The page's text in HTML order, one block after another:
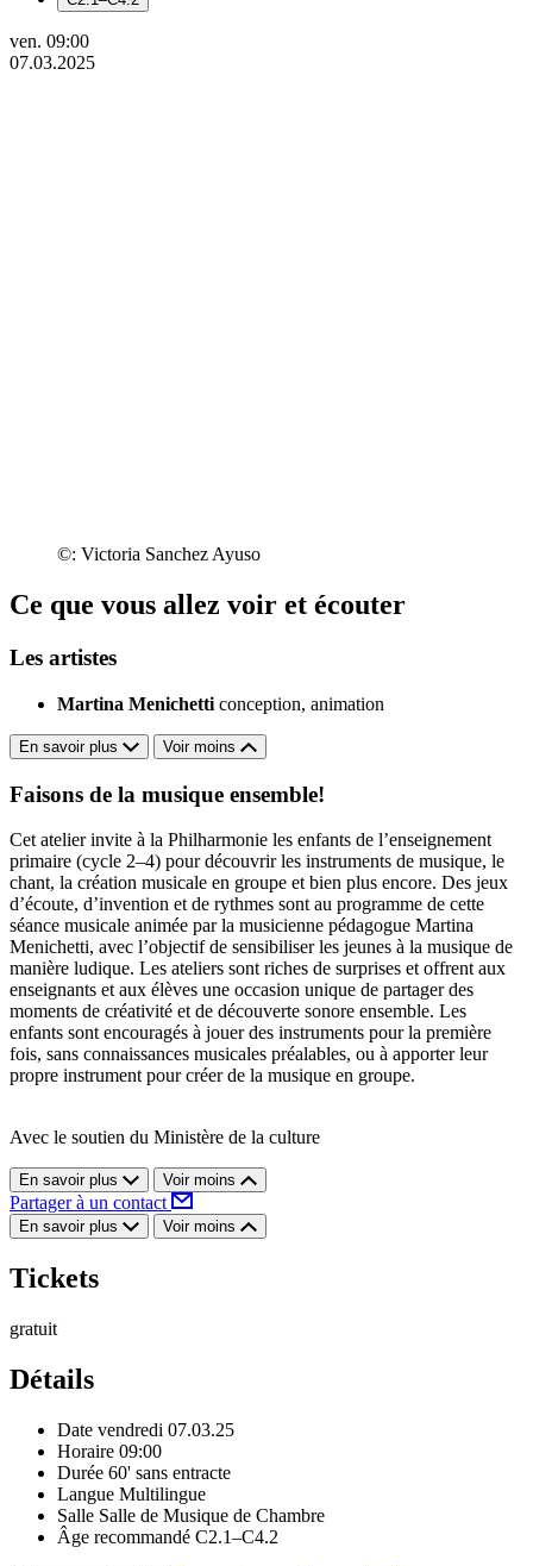
ven. 09:00
07.03.2025
©: Victoria Sanchez Ayuso
Ce que vous allez voir et écouter
Les artistes
Martina Menichetti conception, animation
En savoir plus Voir moins
Faisons de la musique ensemble!
Cet atelier invite à la Philharmonie les enfants de l’enseignement
primaire (cycle 2–4) pour découvrir les instruments de musique, le
chant, la création musicale en groupe et bien plus encore. Des jeux
d’écoute, d’invention et de rythmes sont au programme de cette
séance musicale animée par la musicienne pédagogue Martina
Menichetti, avec l’objectif de sensibiliser les jeunes à la musique de
manière ludique. Les ateliers sont riches de surprises et offrent aux
enseignants et aux élèves une occasion unique de partager des
moments de créativité et de découverte sonore ensemble. Les
enfants sont encouragés à jouer des instruments pour la première
fois, sans connaissances musicales préalables, ou à apporter leur
propre instrument pour créer de la musique en groupe.
Avec le soutien du Ministère de la culture
En savoir plus Voir moins
Partager à un contact
En savoir plus Voir moins
Tickets
gratuit
Détails
Date vendredi 07.03.25
Horaire 09:00
Durée 60' sans entracte
Langue Multilingue
Salle Salle de Musique de Chambre
Âge recommandé C2.1–C4.2